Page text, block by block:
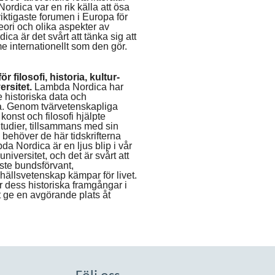
var en rik källa att ösa
forumen i Europa för
och olika aspekter av
är det svårt att tänka sig att
internationellt som den gör.
filosofi, historia, kultur-
Lambda Nordica har
historiska data och
Genom tvärvetenskapliga
och filosofi hjälpte
tillsammans med sin
de här tidskrifterna
Nordica är en ljus blip i vår
och det är svårt att
bundsförvant,
kämpar för livet.
dess historiska framgångar i
en avgörande plats åt